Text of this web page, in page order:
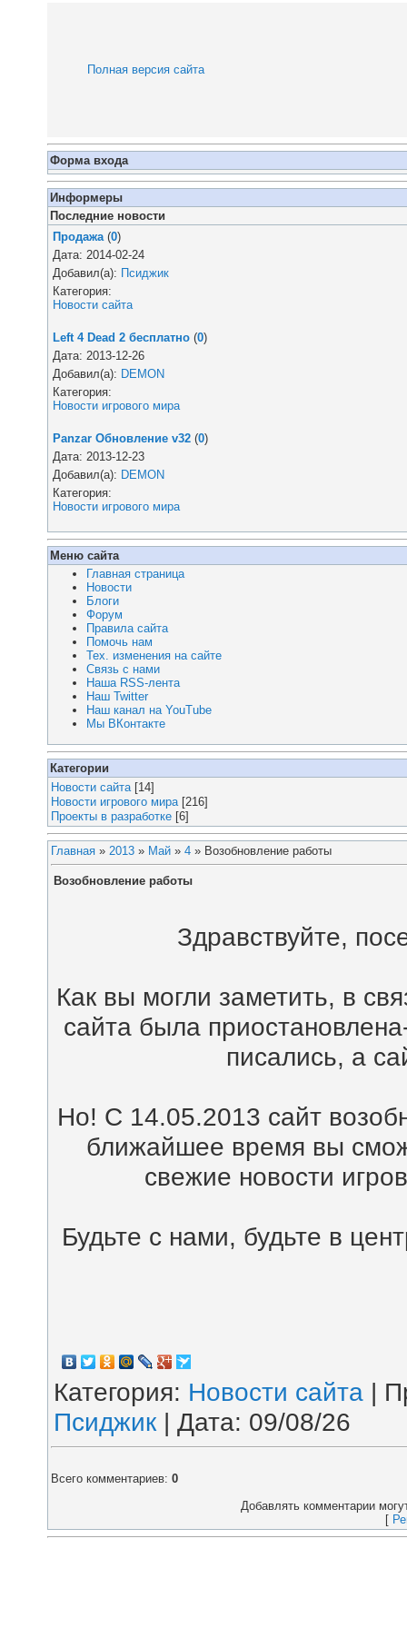
Полная версия сайта
Форма входа
Информеры
Последние новости
Продажа (0)
Дата: 2014-02-24
Добавил(а): Псиджик
Категория:
Новости сайта
Left 4 Dead 2 бесплатно (0)
Дата: 2013-12-26
Добавил(а): DEMON
Категория:
Новости игрового мира
Panzar Обновление v32 (0)
Дата: 2013-12-23
Добавил(а): DEMON
Категория:
Новости игрового мира
Меню сайта
Главная страница
Новости
Блоги
Форум
Правила сайта
Помочь нам
Тех. изменения на сайте
Связь с нами
Наша RSS-лента
Наш Twitter
Наш канал на YouTube
Мы ВКонтакте
Категории
Новости сайта [14]
Новости игрового мира [216]
Проекты в разработке [6]
Главная » 2013 » Май » 4 » Возобновление работы
Возобновление работы
Здравствуйте,
Как вы могли заметить, в
сайта была
писались, а
Но! С 14.05.2013 сайт
ближайшее время вы
свежие новости
Будьте с нами, будьте в
Категория: Новости сайта |
Псиджик | Дата: 09/08/26
Всего комментариев: 0
Добавлять комментарии
[